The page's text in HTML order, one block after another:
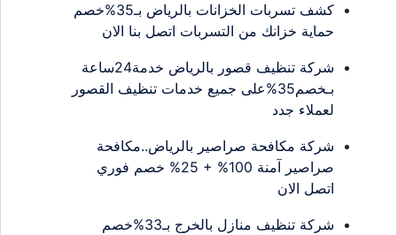
كشف تسربات الخزانات بالرياض بـ35%خصم
حماية خزانك من التسربات اتصل بنا الان
شركة تنظيف قصور بالرياض خدمة24ساعة
بـخصم35%على جميع خدمات تنظيف القصور
لعملاء جدد
شركة مكافحة صراصير بالرياض..مكافحة
صراصير آمنة 100% + 25% خصم فوري
اتصل الان
شركة تنظيف منازل بالخرج بـ33%خصم